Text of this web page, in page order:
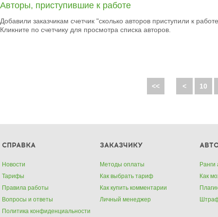
Авторы, приступившие к работе
Добавили заказчикам счетчик "сколько авторов приступили к
Кликните по счетчику для просмотра списка авторов.
<< < 10
СПРАВКА
Новости
Тарифы
Правила работы
Вопросы и ответы
Политика конфиденциальности
ЗАКАЗЧИКУ
Методы оплаты
Как выбрать тариф
Как купить комментарии
Личный менеджер
Ранги
Как